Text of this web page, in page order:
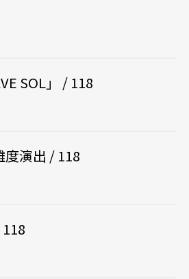
SOL」 / 118
度演出 / 118